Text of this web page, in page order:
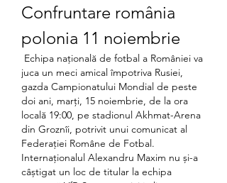
Confruntare românia
polonia 11 noiembrie
juca un meci amical împotriva Rusiei,
gazda Campionatului Mondial de peste
doi ani, marți, 15 noiembrie, de la ora
locală 19:00, pe stadionul Akhmat-Arena
din Groznîi, potrivit unui comunicat al
Federației Române de Fotbal.
Internaționalul Alexandru Maxim nu și-a
câștigat un loc de titular la echipa